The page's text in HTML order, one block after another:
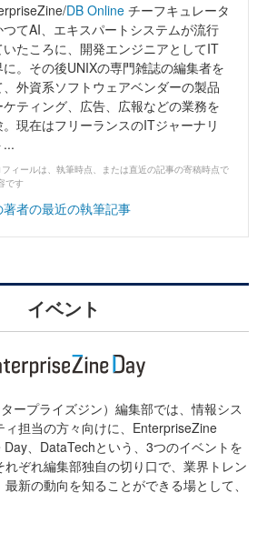
DB Online チーフキュレータ
つてAI、エキスパートシステムが流行
いたころに、開発エンジニアとしてIT
に。その後UNIXの専門雑誌の編集者を
、外資系ソフトウェアベンダーの製品
ケティング、広告、広報などの業務を
。現在はフリーランスのITジャーナリ
...
ィールは、執筆時点、または直近の記事の寄稿時点で
です
著者の最近の執筆記事
イベント
ープライズジン）編集部では、情報シス
ィ担当の方々向けに、EnterpriseZine
、DataTechという、3つのイベントを
ぞれ編集部独自の切り口で、業界トレン
新の動向を知ることができる場として、